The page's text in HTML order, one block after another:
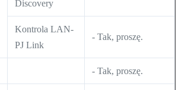
Discovery
Kontrola LAN-
PJ Link
- Tak, proszę.
- Tak, proszę.